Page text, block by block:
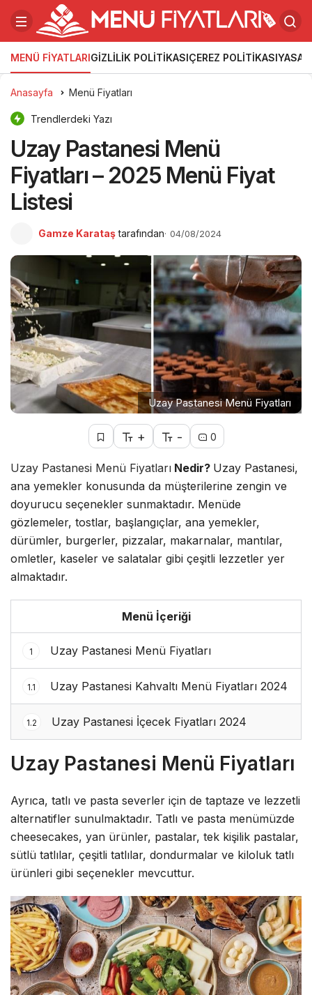
MENÜ FIYATLARIGIZLILIK POLITIKASIÇEREZ POLITIKASIYASAL
Anasayfa Menü Fiyatları
Trendlerdeki Yazı
Uzay Pastanesi Menü
Fiyatları – 2025 Menü Fiyat
Listesi
Gamze Karataş tarafından 04/08/2024
Uzay Pastanesi Menü Fiyatları
+ - 0
Uzay Pastanesi Menü Fiyatları Nedir? Uzay Pastanesi,
ana yemekler konusunda da müşterilerine zengin ve
doyurucu seçenekler sunmaktadır. Menüde
gözlemeler, tostlar, başlangıçlar, ana yemekler,
dürümler, burgerler, pizzalar, makarnalar, mantılar,
omletler, kaseler ve salatalar gibi çeşitli lezzetler yer
almaktadır.
Menü İçeriği
1 Uzay Pastanesi Menü Fiyatları
1.1 Uzay Pastanesi Kahvaltı Menü Fiyatları 2024
1.2 Uzay Pastanesi İçecek Fiyatları 2024
Uzay Pastanesi Menü Fiyatları
Ayrıca, tatlı ve pasta severler için de taptaze ve lezzetli
alternatifler sunulmaktadır. Tatlı ve pasta menümüzde
cheesecakes, yan ürünler, pastalar, tek kişilik pastalar,
sütlü tatlılar, çeşitli tatlılar, dondurmalar ve kiloluk tatlı
ürünleri gibi seçenekler mevcuttur.